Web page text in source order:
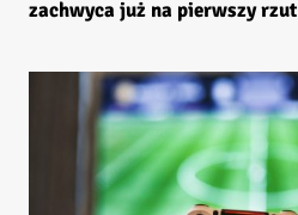
zachwyca już na pierwszy